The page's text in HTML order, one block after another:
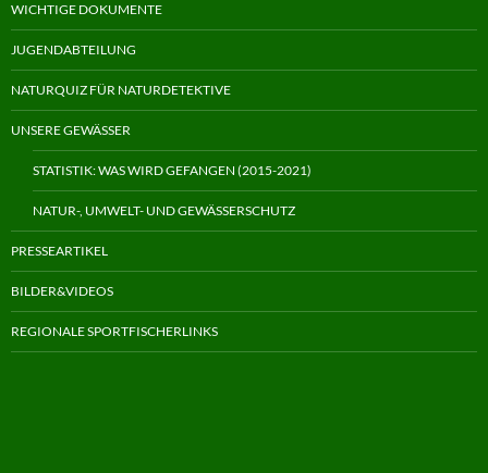
WICHTIGE DOKUMENTE
JUGENDABTEILUNG
NATURQUIZ FÜR NATURDETEKTIVE
UNSERE GEWÄSSER
STATISTIK: WAS WIRD GEFANGEN (2015-2021)
NATUR-, UMWELT- UND GEWÄSSERSCHUTZ
PRESSEARTIKEL
BILDER&VIDEOS
REGIONALE SPORTFISCHERLINKS